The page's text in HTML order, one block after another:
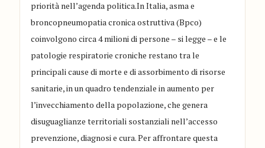
priorità nell’agenda politica.In Italia, asma e
broncopneumopatia cronica ostruttiva (Bpco)
coinvolgono circa 4 milioni di persone – si legge – e le
patologie respiratorie croniche restano tra le
principali cause di morte e di assorbimento di risorse
sanitarie, in un quadro tendenziale in aumento per
l’invecchiamento della popolazione, che genera
disuguaglianze territoriali sostanziali nell’accesso
prevenzione, diagnosi e cura. Per affrontare questa